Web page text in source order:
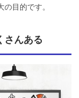
目的です。
さんある